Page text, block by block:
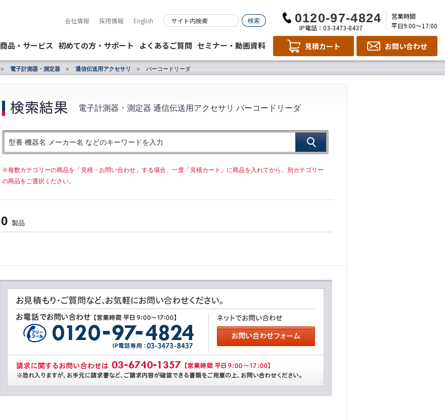
会社情報 採用情報 English
IP電話：03-3473-8437
営業時間
平日9:00～17:00
商品・サービス 初めての方・サポート よくあるご質問 セミナー・動画資料 見積カート お問い合わせ
電子計測器・測定器 通信伝送用アクセサリ バーコードリーダ
電子計測器・測定器 通信伝送用アクセサリ バーコードリーダ
※複数カテゴリーの商品を「見積・お問い合わせ」する場合、一度「見積カート」に商品を入れてから、別カテゴリー
の商品をご選択ください。
0 製品